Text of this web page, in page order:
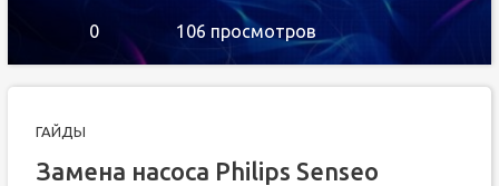
0 106 просмотров
ГАЙДЫ
Замена насоса Philips Senseo